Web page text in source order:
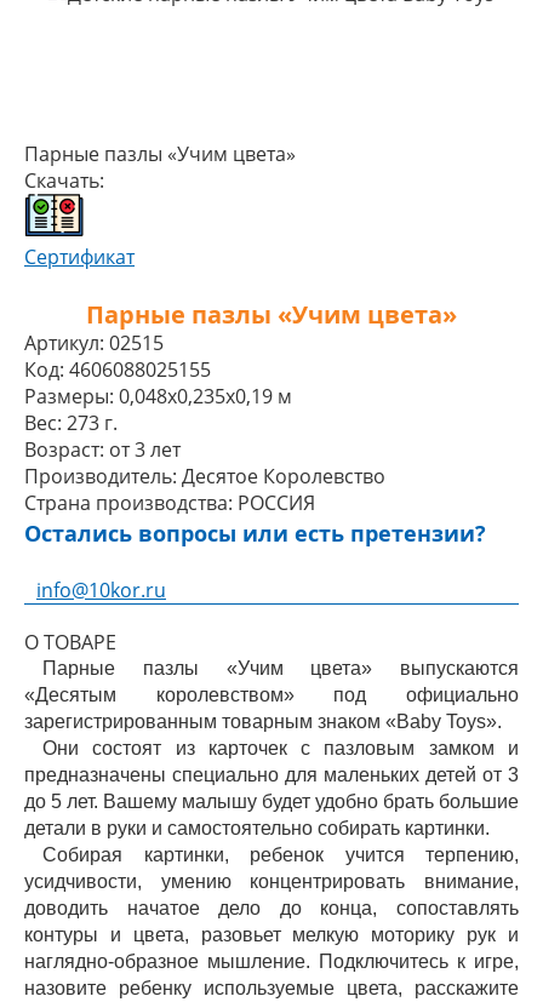
Парные пазлы «Учим цвета»
Скачать:
Сертификат
Парные пазлы «Учим цвета»
Артикул: 02515
Код: 4606088025155
Размеры: 0,048x0,235x0,19 м
Вес: 273 г.
Возраст: от 3 лет
Производитель: Десятое Королевство
Страна производства: РОССИЯ
Остались вопросы или есть претензии?
info@10kor.ru
О ТОВАРЕ
Парные пазлы «Учим цвета» выпускаются
«Десятым королевством» под официально
зарегистрированным товарным знаком «Baby Toys».
Они состоят из карточек с пазловым замком и
предназначены специально для маленьких детей от 3
до 5 лет. Вашему малышу будет удобно брать большие
детали в руки и самостоятельно собирать картинки.
Собирая картинки, ребенок учится терпению,
усидчивости, умению концентрировать внимание,
доводить начатое дело до конца, сопоставлять
контуры и цвета, разовьет мелкую моторику рук и
наглядно-образное мышление. Подключитесь к игре,
назовите ребенку используемые цвета, расскажите